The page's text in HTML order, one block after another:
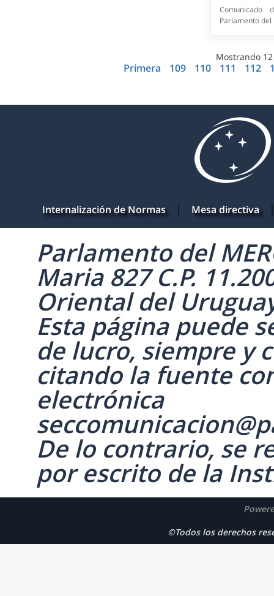
Parlamento del
Mostrando 12
Primera 109 110 111 112
Internalización de Normas Mesa directiva
Parlamento del
Maria 827 C.P.
Oriental del
Esta página puede
de lucro, siempre y
citando la fuente
electrónica
De lo contrario, se
por escrito de la
©Todos los derechos